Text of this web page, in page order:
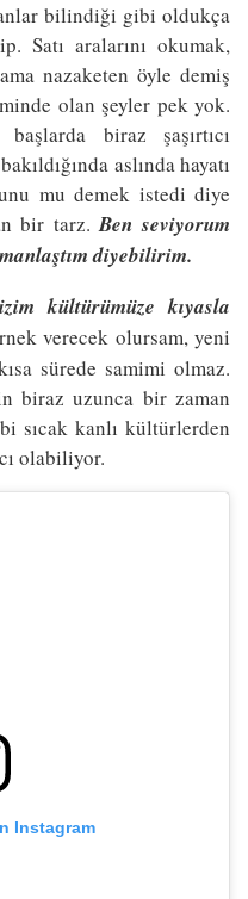
bilindiği gibi oldukça
Satı aralarını okumak,
nazaketen öyle demiş
olan şeyler pek yok.
biraz şaşırtıcı
aslında hayatı
mu demek istedi diye
bir tarz.Ben seviyorum
diyebilirim.
kültürümüze kıyasla
verecek olursam, yeni
sürede samimi olmaz.
biraz uzunca bir zaman
sıcak kanlı kültürlerden
olabiliyor.
Instagram